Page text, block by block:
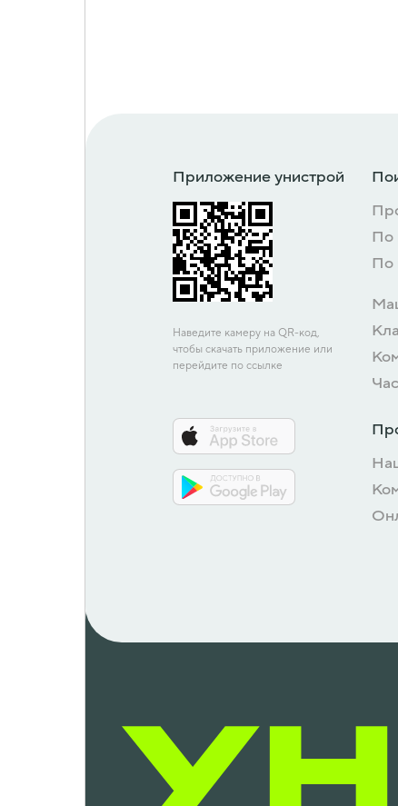
Приложение унистрой
Наведите камеру на QR-код,
чтобы скачать приложение или
перейдите по ссылке
По
По